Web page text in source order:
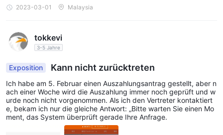
2023-03-01 Malaysia
tokkevi
3-5 Jahre
Exposition Kann nicht zurücktreten
Ich habe am 5. Februar einen Auszahlungsantrag gestellt, aber n
ach einer Woche wird die Auszahlung immer noch geprüft und w
urde noch nicht vorgenommen. Als ich den Vertreter kontaktiert
e, bekam ich nur die gleiche Antwort: „Bitte warten Sie einen Mo
ment, das System überprüft gerade Ihre Anfrage.